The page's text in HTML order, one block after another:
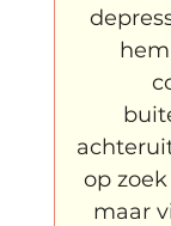
op
maar